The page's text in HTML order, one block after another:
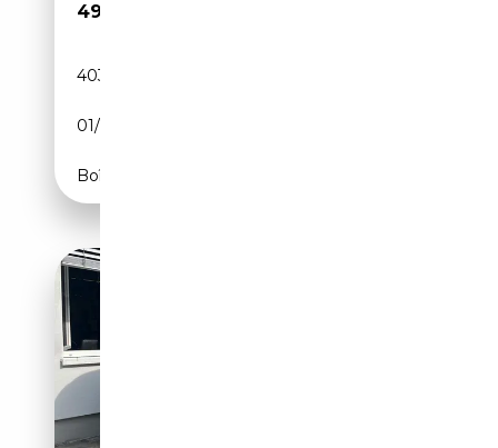
49 950€
403 965 km
01/2021
Boîte automatique